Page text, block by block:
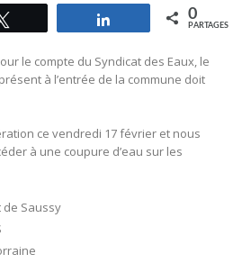
Partagez 0
PARTAGES
le compte du Syndicat des Eaux, le
à l’entrée de la commune doit
ce vendredi 17 février et nous
à une coupure d’eau sur les
de Saussy